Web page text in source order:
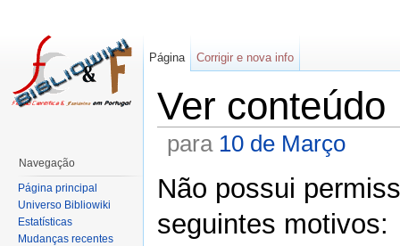
Ver conteúdo
para 10 de Março
Não possui
seguintes motivos:
Página Corrigir e nova info
Navegação
Página principal
Universo Bibliowiki
Estatísticas
Mudanças recentes